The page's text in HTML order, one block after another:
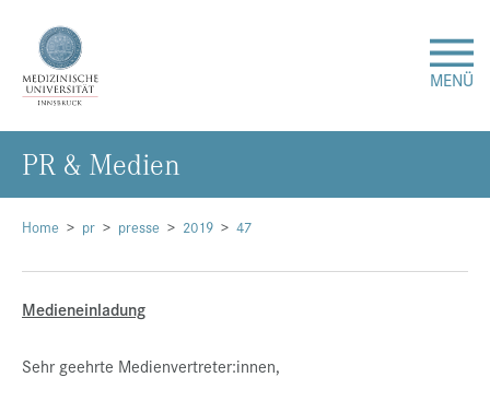
MENÜ
Forschung
Studium & Lehre
Krankenversorgung
Über uns
Home pr presse 2019 47
Medieneinladung
Sehr geehrte Medienvertreter:innen,
PR & Me­di­en